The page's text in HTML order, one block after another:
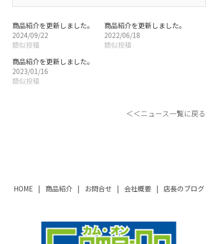
商品紹介を更新しました。
2024/09/22
類似投稿
商品紹介を更新しました。
2022/06/18
類似投稿
商品紹介を更新しました。
2023/01/16
類似投稿
＜＜ニュース一覧に戻る
HOME 商品紹介 お問合せ 会社概要 店長のブログ